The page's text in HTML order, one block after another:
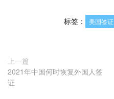
标签： 美国签证
上一篇
2021年中国何时恢复外国人签
证